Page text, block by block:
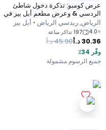
كومبو: تذكرة دخول شاطئ
& وعرض مطعم أبل بيز في
مول الرياض
ريدسي الرياض • أبل بيز
197 تذاكر مباعة
د.أ45.90د.أ
الرسوم مشمولة